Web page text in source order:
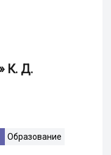
К. Д.
Образование